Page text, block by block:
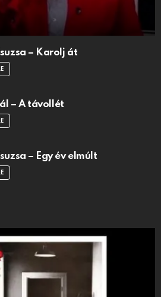
– Karolj át
– A távollét
– Egy év elmúlt